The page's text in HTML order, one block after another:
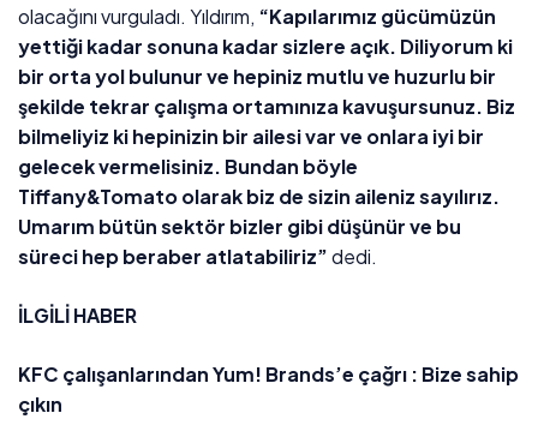
olacağını vurguladı. Yıldırım, “Kapılarımız gücümüzün
yettiği kadar sonuna kadar sizlere açık. Diliyorum ki
bir orta yol bulunur ve hepiniz mutlu ve huzurlu bir
şekilde tekrar çalışma ortamınıza kavuşursunuz. Biz
bilmeliyiz ki hepinizin bir ailesi var ve onlara iyi bir
gelecek vermelisiniz. Bundan böyle
Tiffany&Tomato olarak biz de sizin aileniz sayılırız.
Umarım bütün sektör bizler gibi düşünür ve bu
süreci hep beraber atlatabiliriz”dedi.
İLGİLİ HABER
KFC çalışanlarından Yum! Brands’e çağrı : Bize sahip
çıkın